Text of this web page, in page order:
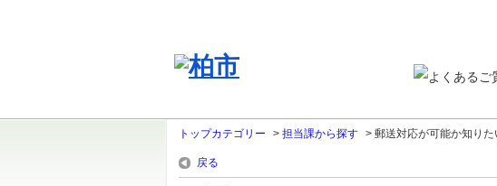
トップカテゴリー > 担当課から探す > 郵送対応が可能か知りた
戻る